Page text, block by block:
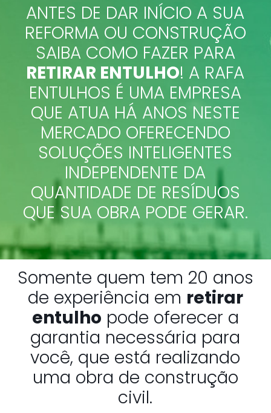
ANTES DE DAR INÍCIO A SUA
REFORMA OU CONSTRUÇÃO
SAIBA COMO FAZER PARA
RETIRAR ENTULHO! A RAFA
ENTULHOS É UMA EMPRESA
QUE ATUA HÁ ANOS NESTE
MERCADO OFERECENDO
SOLUÇÕES INTELIGENTES
INDEPENDENTE DA
QUANTIDADE DE RESÍDUOS
QUE SUA OBRA PODE GERAR.
Somente quem tem 20 anos
de experiência em retirar
entulho pode oferecer a
garantia necessária para
você, que está realizando
uma obra de construção
civil.